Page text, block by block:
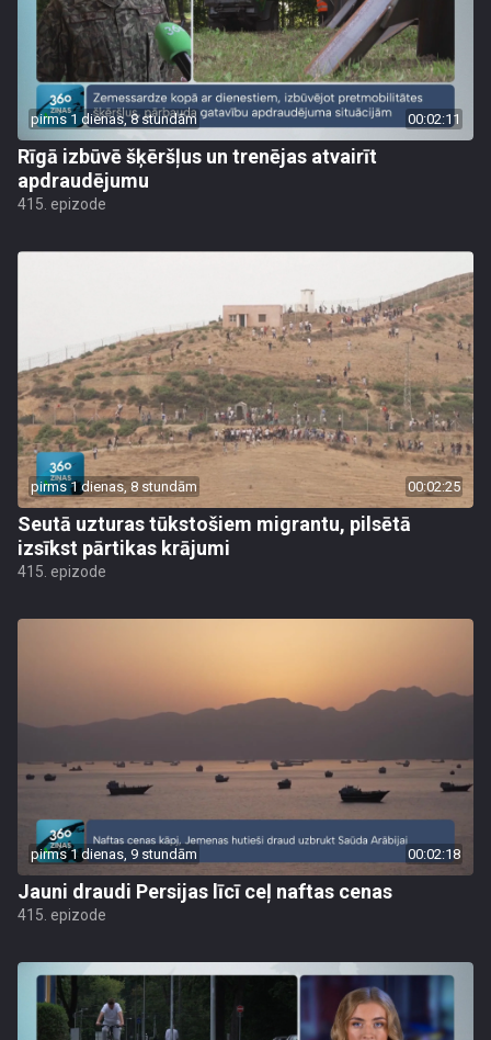
pirms 1 dienas, 8 stundām 00:02:11
Rīgā izbūvē šķēršļus un trenējas atvairīt
apdraudējumu
415. epizode
pirms 1 dienas, 8 stundām 00:02:25
Seutā uzturas tūkstošiem migrantu, pilsētā
izsīkst pārtikas krājumi
415. epizode
pirms 1 dienas, 9 stundām 00:02:18
Jauni draudi Persijas līcī ceļ naftas cenas
415. epizode